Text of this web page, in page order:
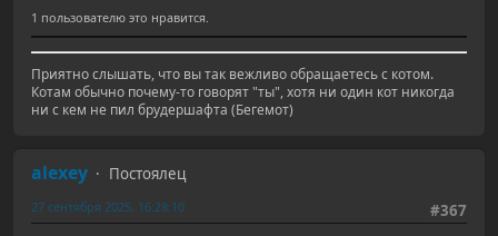
1 пользователю это нравится.
Приятно слышать, что вы так вежливо обращаетесь с котом.
Котам обычно почему-то говорят "ты", хотя ни один кот никогда
ни с кем не пил брудершафта (Бегемот)
alexey
Постоялец
#367
27 сентября 2025, 16:28:10